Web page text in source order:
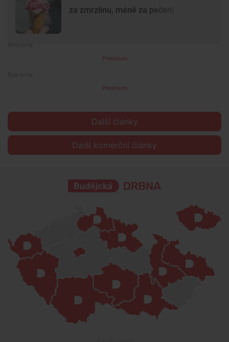
za zmrzlinu, méně za pečení
Premium
Premium
Další články
Další komerční články